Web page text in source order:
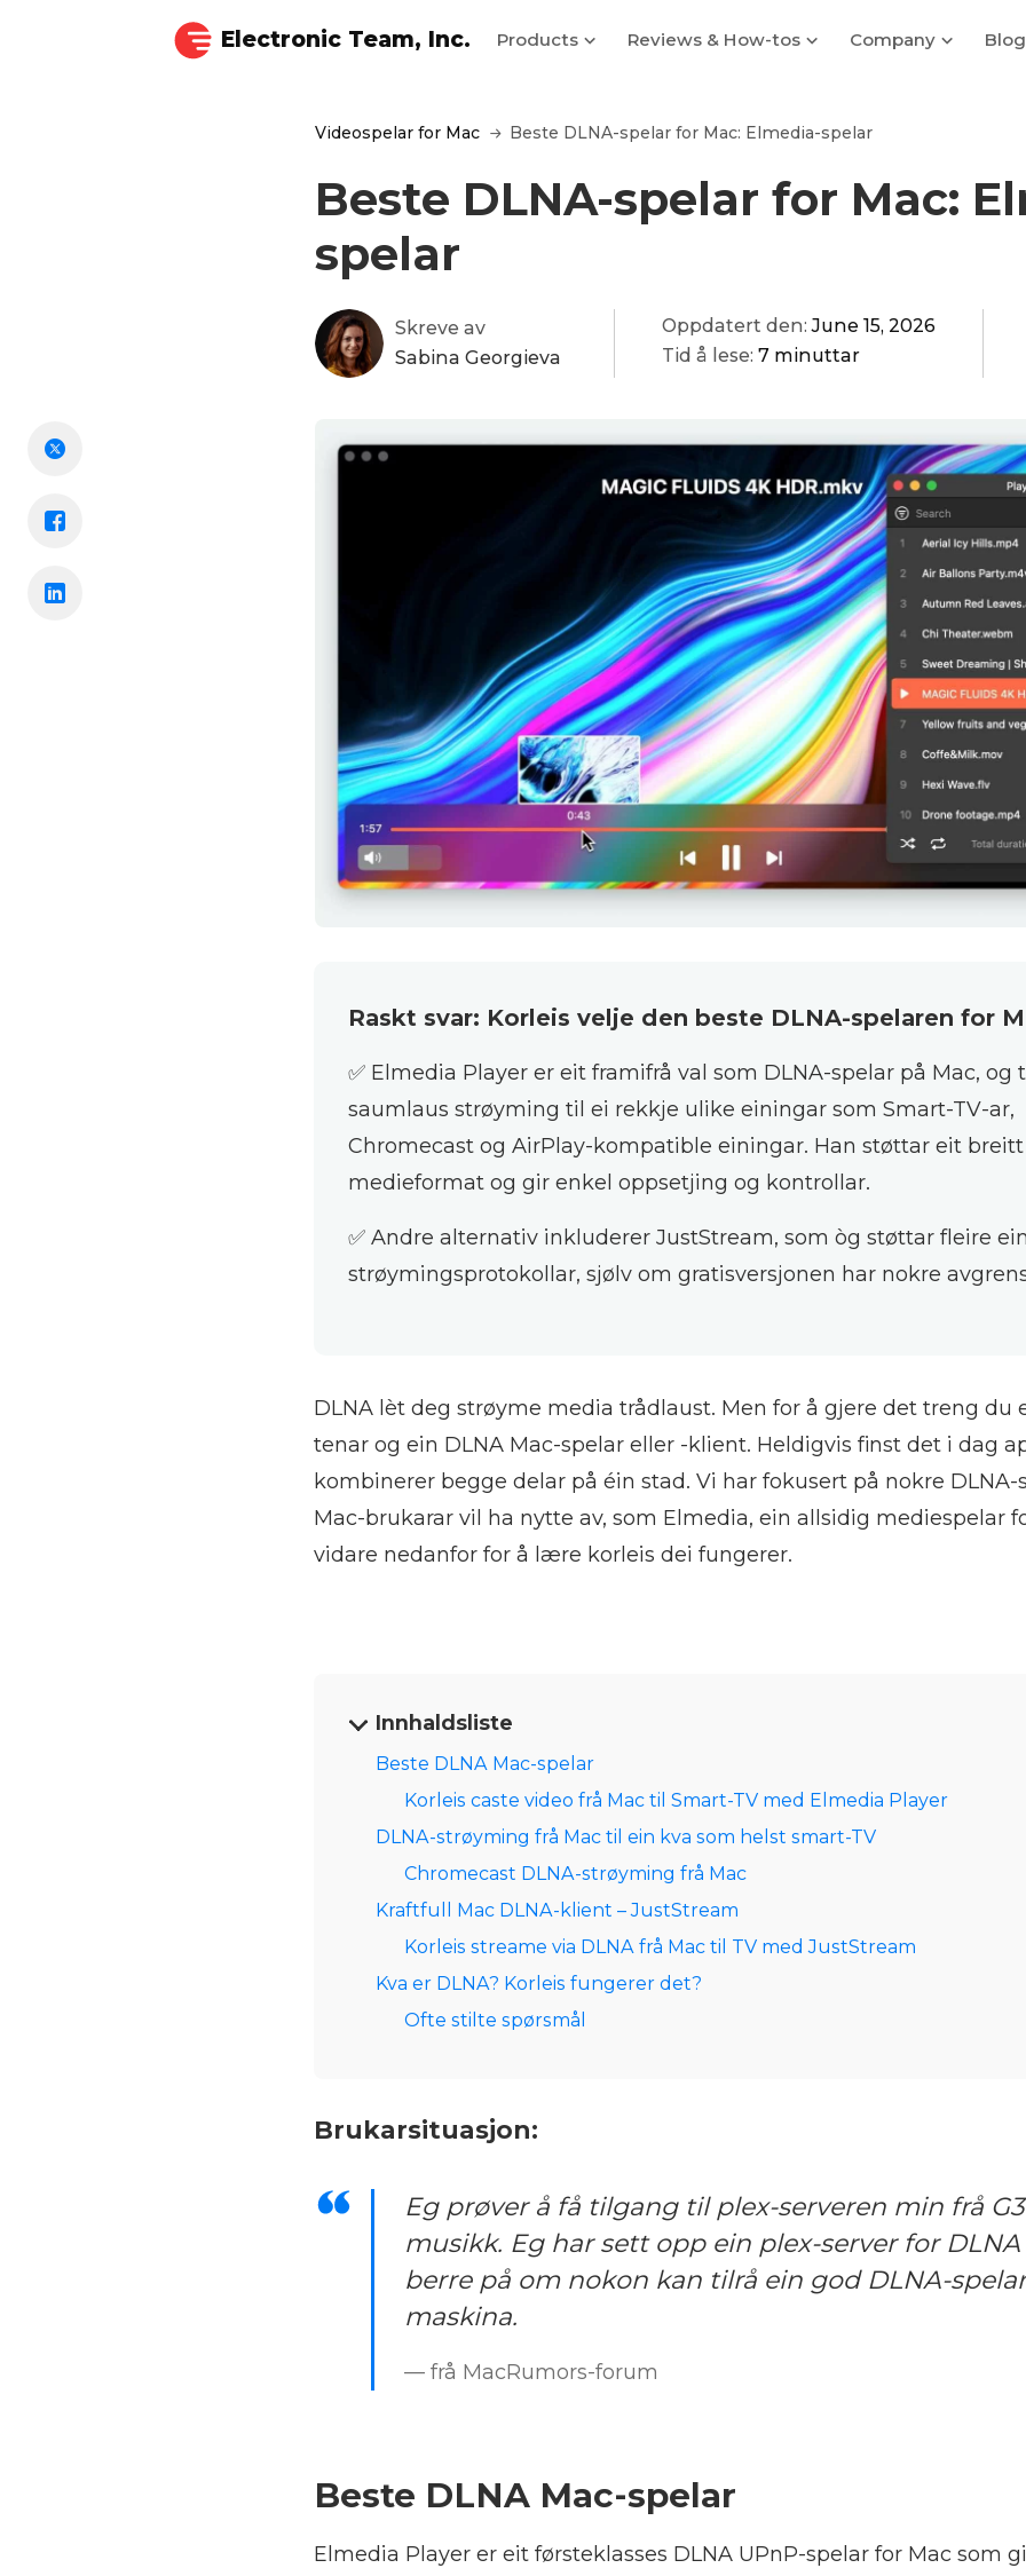
Electronic Team, Inc. Products Reviews & How-tos Company Blog
Videospelar for Mac Beste DLNA-spelar for Mac: Elmedia-spelar
Beste DLNA-spelar for Mac:
spelar
Skreve av
Sabina Georgieva
Oppdatert den:June 15, 2026
Tid å lese: 7 minuttar
Raskt svar: Korleis velje den beste DLNA-spelaren for
✅ Elmedia Player er eit framifrå val som DLNA-spelar på Mac, og
saumlaus strøyming til ei rekkje ulike einingar som Smart-TV-ar,
Chromecast og AirPlay-kompatible einingar. Han støttar eit
medieformat og gir enkel oppsetjing og kontrollar.
✅ Andre alternativ inkluderer JustStream, som òg støttar fleire
strøymingsprotokollar, sjølv om gratisversjonen har nokre
DLNA lèt deg strøyme media trådlaust. Men for å gjere det treng du
tenar og ein DLNA Mac-spelar eller -klient. Heldigvis finst det i dag
kombinerer begge delar på éin stad. Vi har fokusert på nokre DLNA-
Mac-brukarar vil ha nytte av, som Elmedia, ein allsidig mediespelar
vidare nedanfor for å lære korleis dei fungerer.
Innhaldsliste
Beste DLNA Mac-spelar
Korleis caste video frå Mac til Smart-TV med Elmedia Player
DLNA-strøyming frå Mac til ein kva som helst smart-TV
Chromecast DLNA-strøyming frå Mac
Kraftfull Mac DLNA-klient – JustStream
Korleis streame via DLNA frå Mac til TV med JustStream
Kva er DLNA? Korleis fungerer det?
Ofte stilte spørsmål
Brukar­situasjon:
Eg prøver å få tilgang til plex-serveren min frå
musikk. Eg har sett opp ein plex-server for
berre på om nokon kan tilrå ein god DLNA-
maskina.
— frå MacRumors-forum
Beste DLNA Mac-spelar
Elmedia Player er eit førsteklasses DLNA UPnP-spelar for Mac som